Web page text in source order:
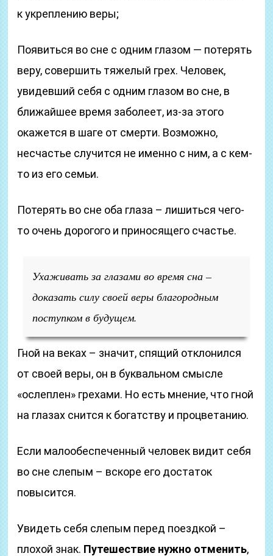
к укреплению веры;
Появиться во сне с одним глазом — потерять
веру, совершить тяжелый грех. Человек,
увидевший себя с одним глазом во сне, в
ближайшее время заболеет, из-за этого
окажется в шаге от смерти. Возможно,
несчастье случится не именно с ним, а с кем-
то из его семьи.
Потерять во сне оба глаза – лишиться чего-
то очень дорогого и приносящего счастье.
Ухаживать за глазами во время сна –
доказать силу своей веры благородным
поступком в будущем.
Гной на веках – значит, спящий отклонился
от своей веры, он в буквальном смысле
«ослеплен» грехами. Но есть мнение, что гной
на глазах снится к богатству и процветанию.
Если малообеспеченный человек видит себя
во сне слепым – вскоре его достаток
повысится.
Увидеть себя слепым перед поездкой –
плохой знак. Путешествие нужно отменить,